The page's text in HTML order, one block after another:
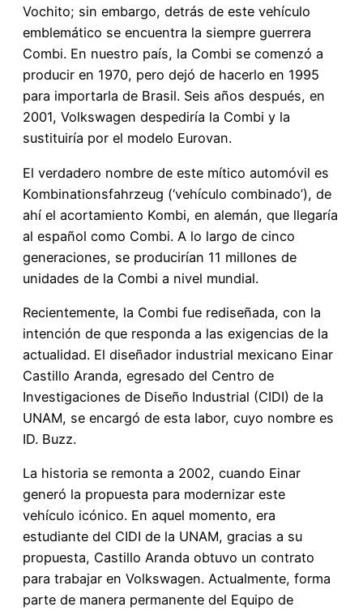
Vochito; sin embargo, detrás de este vehículo
emblemático se encuentra la siempre guerrera
Combi. En nuestro país, la Combi se comenzó a
producir en 1970, pero dejó de hacerlo en 1995
para importarla de Brasil. Seis años después, en
2001, Volkswagen despediría la Combi y la
sustituiría por el modelo Eurovan.
El verdadero nombre de este mítico automóvil es
Kombinationsfahrzeug (‘vehículo combinado’), de
ahí el acortamiento Kombi, en alemán, que llegaría
al español como Combi. A lo largo de cinco
generaciones, se producirían 11 millones de
unidades de la Combi a nivel mundial.
Recientemente, la Combi fue rediseñada, con la
intención de que responda a las exigencias de la
actualidad. El diseñador industrial mexicano Einar
Castillo Aranda, egresado del Centro de
Investigaciones de Diseño Industrial (CIDI) de la
UNAM, se encargó de esta labor, cuyo nombre es
ID. Buzz.
La historia se remonta a 2002, cuando Einar
generó la propuesta para modernizar este
vehículo icónico. En aquel momento, era
estudiante del CIDI de la UNAM, gracias a su
propuesta, Castillo Aranda obtuvo un contrato
para trabajar en Volkswagen. Actualmente, forma
parte de manera permanente del Equipo de